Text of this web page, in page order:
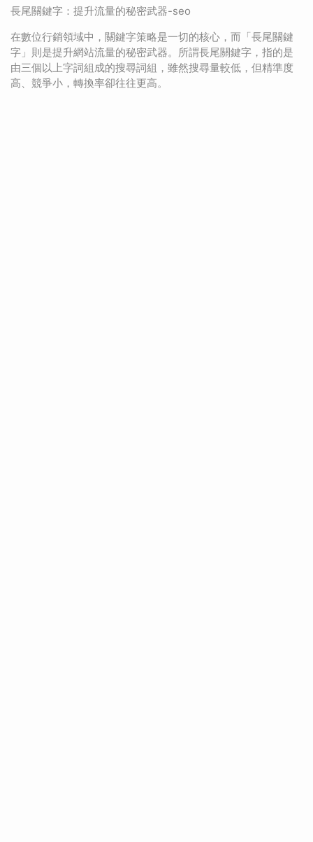
長尾關鍵字：提升流量的秘密武器-seo
在數位行銷領域中，關鍵字策略是一切的核心，而「長尾關鍵
字」則是提升網站流量的秘密武器。所謂長尾關鍵字，指的是
由三個以上字詞組成的搜尋詞組，雖然搜尋量較低，但精準度
高、競爭小，轉換率卻往往更高。